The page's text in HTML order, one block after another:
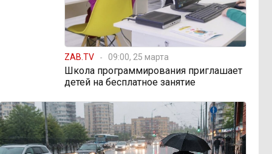
ZAB.TV 09:00, 25 марта
Школа программирования приглашает
детей на бесплатное занятие